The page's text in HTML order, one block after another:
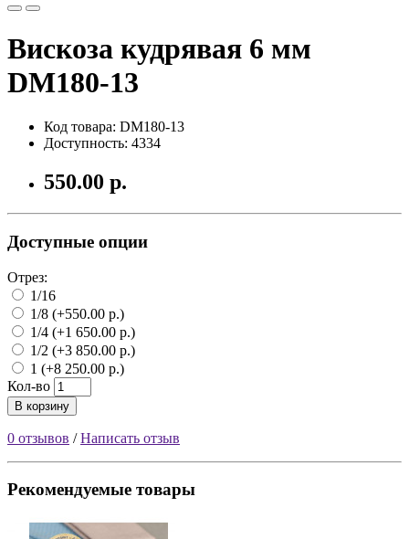
Вискоза кудрявая 6 мм
DM180-13
Код товара: DM180-13
Доступность: 4334
550.00 р.
Доступные опции
Отрез:
1/16
1/8 (+550.00 р.)
1/4 (+1 650.00 р.)
1/2 (+3 850.00 р.)
1 (+8 250.00 р.)
Кол-во
В корзину
0 отзывов /Написать отзыв
Рекомендуемые товары